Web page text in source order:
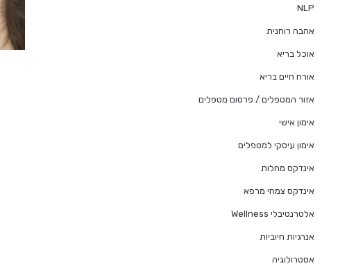
NLP
אהבה רוחנית
אוכל בריא
אורח חיים בריא
אזור המטפלים / פרסום מטפלים
אימון אישי
אימון עיסקי למטפלים
אינדקס מחלות
אינדקס צמחי מרפא
אלטרנטיבלי Wellness
אנרגיות חיוביות
אסטרולוגיה